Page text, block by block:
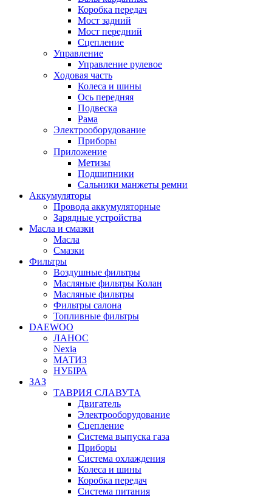
Коробка передач
Мост задний
Мост передний
Сцепление
Управление
Управление рулевое
Ходовая часть
Колеса и шины
Ось передняя
Подвеска
Рама
Электрооборудование
Приборы
Приложение
Метизы
Подшипники
Сальники манжеты ремни
Аккумуляторы
Провода аккумуляторные
Зарядные устройства
Масла и смазки
Масла
Смазки
Фильтры
Воздушные фильтры
Масляные фильтры Колан
Масляные фильтры
Фильтры салона
Топливные фильтры
DAEWOO
ЛАНОС
Nexia
МАТИЗ
НУБІРА
ЗАЗ
ТАВРИЯ СЛАВУТА
Двигатель
Электрооборудование
Сцепление
Система выпуска газа
Приборы
Система охлаждения
Колеса и шины
Коробка передач
Система питания